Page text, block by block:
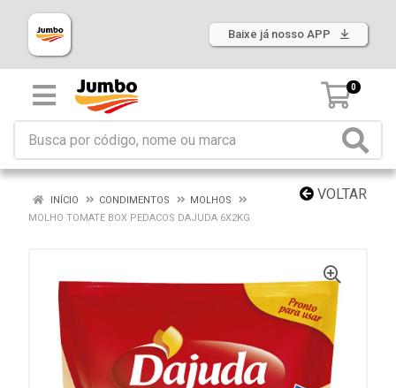
Baixe já nosso APP
0
VOLTAR
INÍCIO CONDIMENTOS
MOLHOS
MOLHO TOMATE BOX PEDACOS DAJUDA 6X2KG